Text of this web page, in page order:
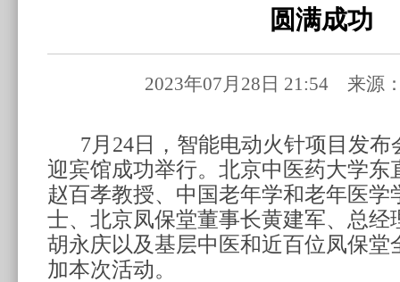
圆满成功
2023年07月28日 21:54 来源
7月 24日，智能电动火针项目发
迎宾馆成功举行。北京中医药大学东
赵百孝教授、中国老年学和老年医学
士、北京凤保堂董事长黄建军、总经
胡永庆以及基层中医和近百位凤保堂
加本次活动。